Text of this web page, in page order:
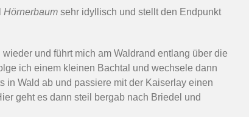
Hörnerbaum sehr idyllisch und stellt den Endpunkt
und führt mich am Waldrand entlang über die
ich einem kleinen Bachtal und wechsele dann
in Wald ab und passiere mit der Kaiserlay einen
geht es dann steil bergab nach Briedel und